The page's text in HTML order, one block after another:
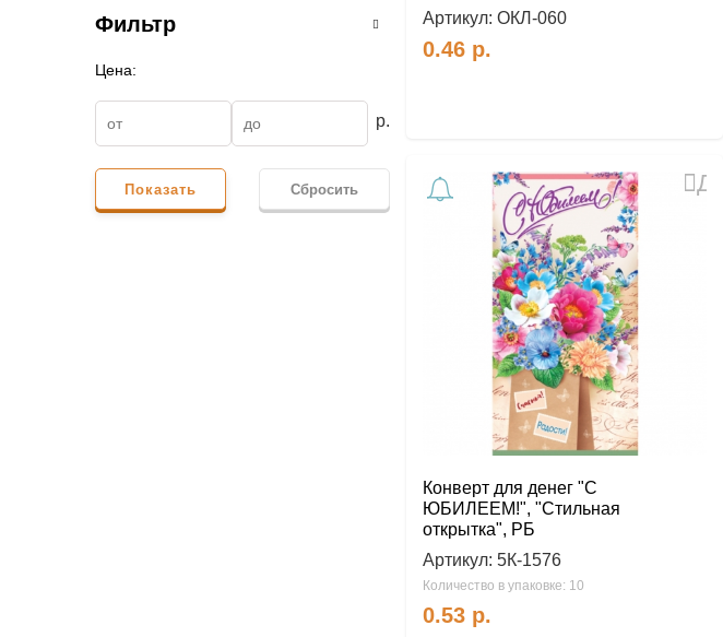
Фильтр
Цена:
р.
Показать Сбросить
Артикул: ОКЛ-060
0.46 р.
Конверт для денег "С
ЮБИЛЕЕМ!", "Стильная
открытка", РБ
Артикул: 5К-1576
Количество в упаковке: 10
0.53 р.